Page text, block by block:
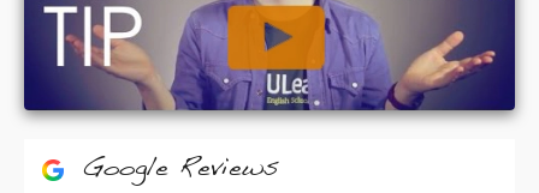
Google Reviews